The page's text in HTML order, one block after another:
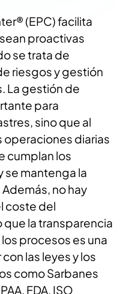
(EPC) facilita
proactivas
se trata de
riesgos y gestión
La gestión de
para
sino que al
operaciones diarias
cumplan los
se mantenga la
no hay
coste del
que la transparencia
procesos es una
las leyes y los
como Sarbanes
FDA, ISO